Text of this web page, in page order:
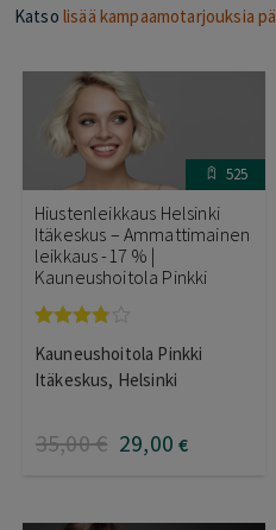
Katso lisää kampaamotarjouksia
525
Hiustenleikkaus Helsinki
Itäkeskus – Ammattimainen
leikkaus -17 % |
Kauneushoitola Pinkki
tuotteesta:
3.67/ 5
Kauneushoitola Pinkki
Itäkeskus, Helsinki
35,00€ 29,00 €